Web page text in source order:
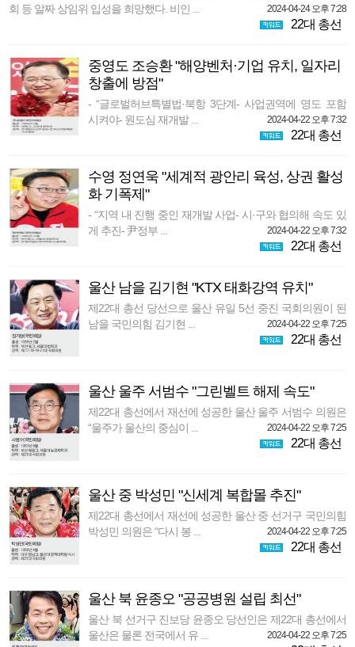
회 등 알짜 상임위 입성을 희망했다. 비인 ...
2024-04-24 오후 7:28
22대 총선
중영도 조승환 "해양벤처·기업 유치, 일자리
창출에 방점"
- “글로벌허브특별법·북항 3단계- 사업권역에 영도 포함
시켜야- 원도심 재개발 ...
2024-04-22 오후 7:32
22대 총선
수영 정연욱 "세계적 광안리 육성, 상권 활성
화 기폭제"
- “지역 내 진행 중인 재개발 사업- 시·구와 협의해 속도 있
게 추진- 尹정부 ...
2024-04-22 오후 7:32
22대 총선
울산 남을 김기현 "KTX 태화강역 유치"
제22대 총선 당선으로 울산 유일 5선 중진 국회의원이 된
남을 국민의힘 김기현 ...
2024-04-22 오후 7:25
22대 총선
울산 울주 서범수 "그린벨트 해제 속도"
제22대 총선에서 재선에 성공한 울산 울주 서범수 의원은
“울주가 울산의 중심이 ...
2024-04-22 오후 7:25
22대 총선
울산 중 박성민 "신세계 복합몰 추진"
제22대 총선에서 재선에 성공한 울산 중 선거구 국민의힘
박성민 의원은 “다시 봉 ...
2024-04-22 오후 7:25
22대 총선
울산 북 윤종오 "공공병원 설립 최선"
울산 북 선거구 진보당 윤종오 당선인은 제22대 총선에서
울산은 물론 전국에서 유 ...
2024-04-22 오후 7:25